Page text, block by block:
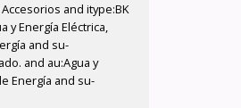
and itype:BK
y Energía Eléctrica,
and su-
and au:Agua y
Energía and su-